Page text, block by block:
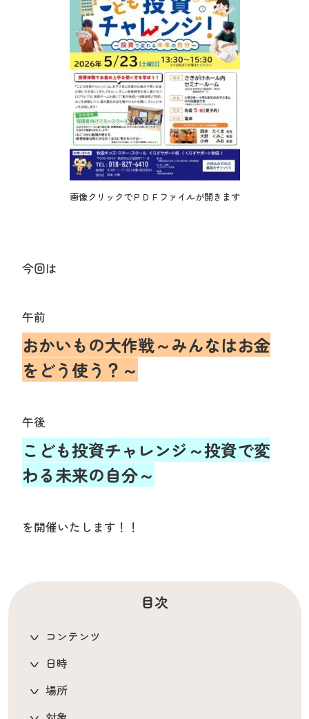
画像クリックでＰＤＦファイルが開きます
今回は
午前
おかいもの大作戦～みんなはお金
をどう使う？～
午後
こども投資チャレンジ～投資で変
わる未来の自分～
を開催いたします！！
目次
コンテンツ
日時
場所